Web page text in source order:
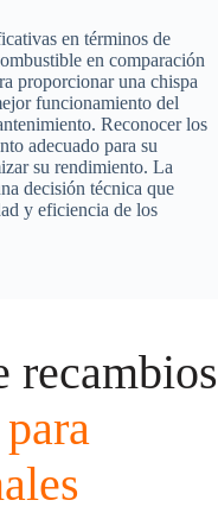
en términos de
en comparación
proporcionar una chispa
funcionamiento del
Reconocer los
adecuado para su
su rendimiento. La
decisión técnica que
y eficiencia de los
recambios